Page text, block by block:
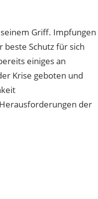
Griff. Impfungen
Schutz für sich
einiges an
Krise geboten und
der